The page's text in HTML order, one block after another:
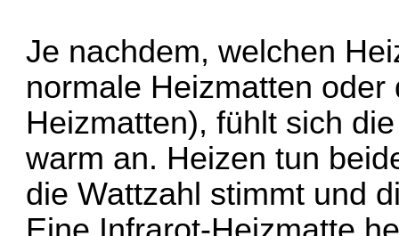
Je nachdem, welchen
normale Heizmatten
Heizmatten), fühlt sich
warm an. Heizen tun
die Wattzahl stimmt und